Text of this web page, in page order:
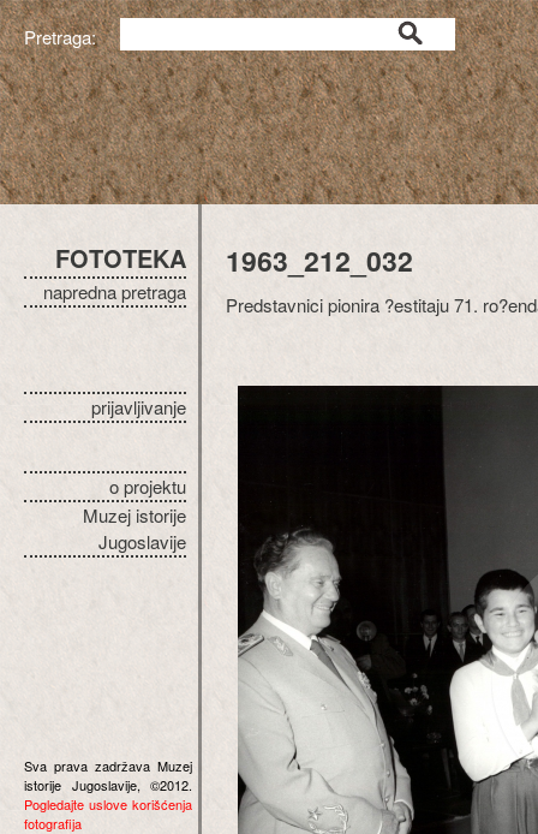
Pretraga:
FOTOTEKA
napredna pretraga
prijavljivanje
o projektu
Muzej istorije
Jugoslavije
Sva prava zadržava Muzej
istorije Jugoslavije, ©2012.
Pogledajte uslove korišćenja
fotografija
1963_212_032
Predstavnici pionira ?estitaju 71.